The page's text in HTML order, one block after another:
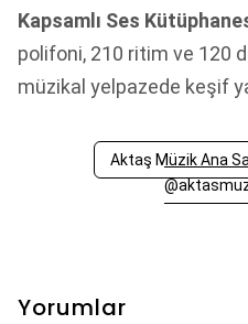
Kapsamlı Ses
polifoni, 210 ritim ve 120
müzikal yelpazede keşif
Aktaş Müzik Ana
Yorumlar